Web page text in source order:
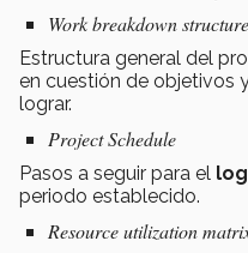
Work breakdown
Estructura general del
en cuestión de objetivos
lograr.
Project Schedule
Pasos a seguir para el
periodo establecido.
Resource utilization